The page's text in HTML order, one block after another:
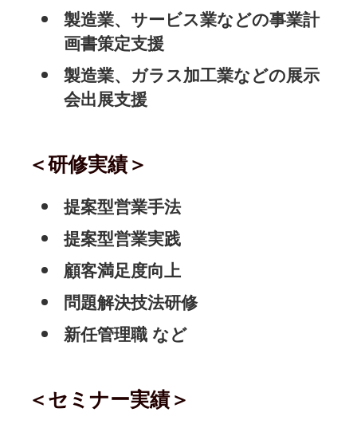
製造業、サービス業などの事業計
画書策定支援
製造業、ガラス加工業などの展示
会出展支援
＜研修実績＞
提案型営業手法
提案型営業実践
顧客満足度向上
問題解決技法研修
新任管理職 など
＜セミナー実績＞